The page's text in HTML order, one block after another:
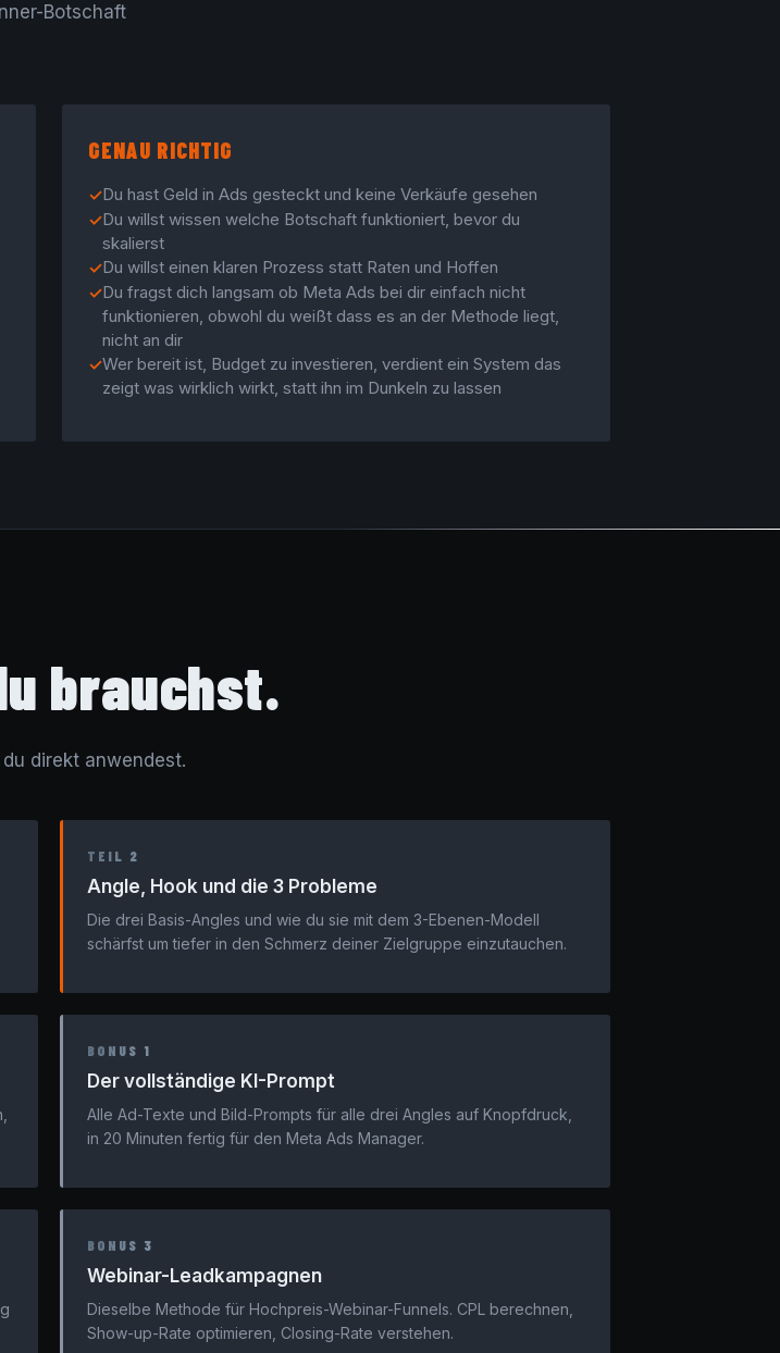
Botschaft
GENAU RICHTIG
✓Du hast Geld in Ads gesteckt und keine Verkäufe gesehen
✓Du willst wissen welche Botschaft funktioniert, bevor du
skalierst
✓Du willst einen klaren Prozess statt Raten und Hoffen
✓Du fragst dich langsam ob Meta Ads bei dir einfach nicht
funktionieren, obwohl du weißt dass es an der Methode liegt,
nicht an dir
✓Wer bereit ist, Budget zu investieren, verdient ein System das
zeigt was wirklich wirkt, statt ihn im Dunkeln zu lassen
brauchst.
direkt anwendest.
TEIL 2
Angle, Hook und die 3 Probleme
Die drei Basis-Angles und wie du sie mit dem 3-Ebenen-Modell
schärfst um tiefer in den Schmerz deiner Zielgruppe einzutauchen.
BONUS 1
Der vollständige KI-Prompt
Alle Ad-Texte und Bild-Prompts für alle drei Angles auf Knopfdruck,
in 20 Minuten fertig für den Meta Ads Manager.
BONUS 3
Webinar-Leadkampagnen
Dieselbe Methode für Hochpreis-Webinar-Funnels. CPL berechnen,
Show-up-Rate optimieren, Closing-Rate verstehen.